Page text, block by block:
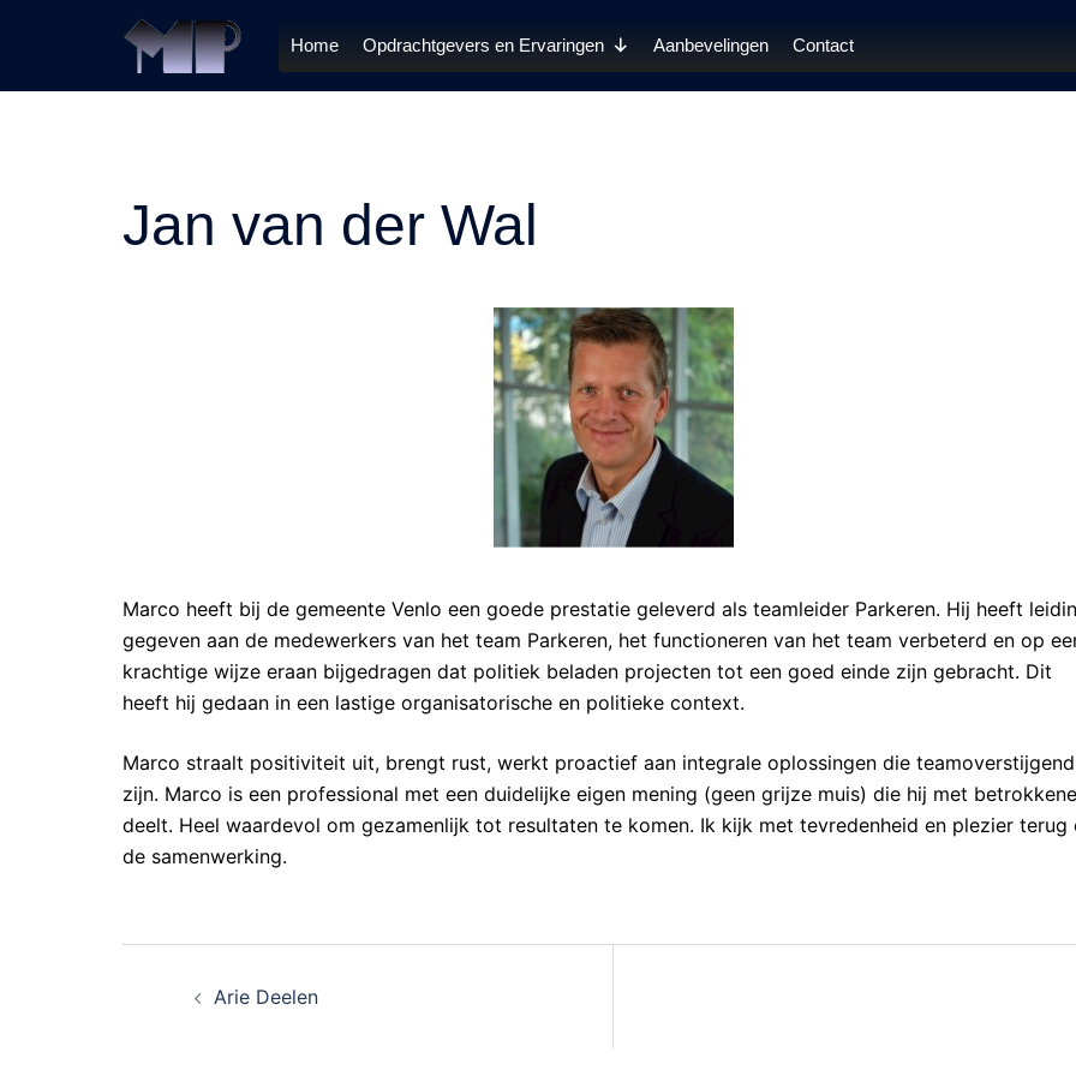
Home Opdrachtgevers en Ervaringen Aanbevelingen Contact
Jan van der Wal
Marco heeft bij de gemeente Venlo een goede prestatie geleverd als teamleider Parkeren. Hij heeft
gegeven aan de medewerkers van het team Parkeren, het functioneren van het team verbeterd en op
krachtige wijze eraan bijgedragen dat politiek beladen projecten tot een goed einde zijn gebracht. Dit
heeft hij gedaan in een lastige organisatorische en politieke context.
Marco straalt positiviteit uit, brengt rust, werkt proactief aan integrale oplossingen die teamoverstijgend
zijn. Marco is een professional met een duidelijke eigen mening (geen grijze muis) die hij met
deelt. Heel waardevol om gezamenlijk tot resultaten te komen. Ik kijk met tevredenheid en plezier terug
de samenwerking.
Arie Deelen